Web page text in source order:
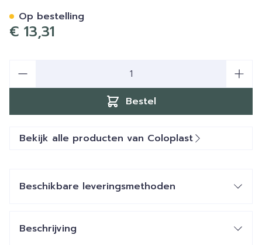
€ 13,31
Bestel
Op bestelling
Bekijk alle producten van Coloplast
Beschikbare leveringsmethoden
Beschrijving